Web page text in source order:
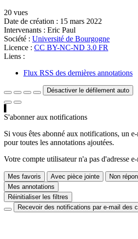
20 vues
Date de création : 15 mars 2022
Intervenants : Eric Paul
Société : Université de Bourgogne
Licence : CC BY-NC-ND 3.0 FR
Liens :
Flux RSS des dernières annotations
Désactiver le défilement auto
S'abonner aux notifications
Si vous êtes abonné aux notifications, un
pour toutes les annotations ajoutées.
Votre compte utilisateur n'a pas d'adresse
Mes favoris Avec pièce jointe Non
Mes annotations
Réinitialiser les filtres
Recevoir des notifications par e-mail des